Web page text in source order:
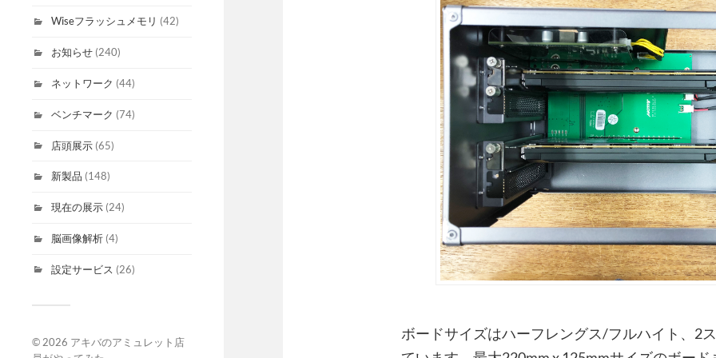
Wiseフラッシュメモリ (42)
お知らせ (240)
ネットワーク (44)
ベンチマーク (74)
店頭展示 (65)
新製品 (148)
現在の展示 (24)
脳画像解析 (4)
設定サービス (26)
© 2026 アキバのアミュレット店
ボードサイズはハーフレングス/フルハイト、2